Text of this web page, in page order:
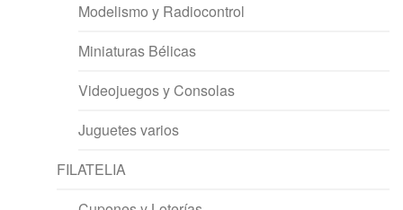
Modelismo y Radiocontrol
Miniaturas Bélicas
Videojuegos y Consolas
Juguetes varios
FILATELIA